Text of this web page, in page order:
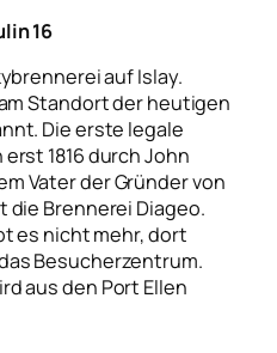
16
auf Islay.
Standort der heutigen
Die erste legale
1816 durch John
Vater der Gründer von
die Brennerei Diageo.
es nicht mehr, dort
Besucherzentrum.
aus den Port Ellen